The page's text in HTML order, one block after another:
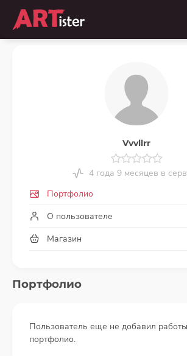
Vvvllrr
4 года 9 месяцев в
Портфолио
О пользователе
Магазин
Портфолио
Пользователь еще не добавил
портфолио.